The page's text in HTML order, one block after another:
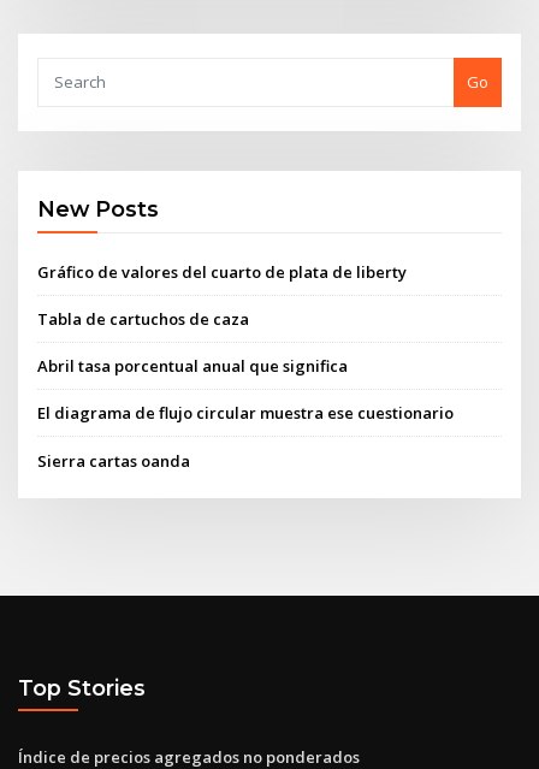
Go
New Posts
Gráfico de valores del cuarto de plata de liberty
Tabla de cartuchos de caza
Abril tasa porcentual anual que significa
El diagrama de flujo circular muestra ese cuestionario
Sierra cartas oanda
Top Stories
Índice de precios agregados no ponderados